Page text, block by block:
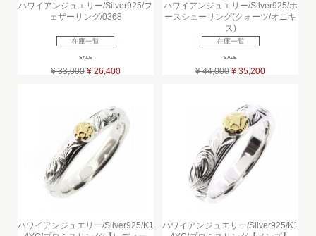
ハワイアンジュエリー/Silver925/フ
ェザーリング/0368
在庫一覧
SALE
¥ 33,000 ¥ 26,400
ハワイアンジュエリー/Silver925/ホ
ースシューリング(クォーツ/オニキ
ス)
在庫一覧
SALE
¥ 44,000 ¥ 35,200
ハワイアンジュエリー/Silver925/K1
ハワイアンジュエリー/Silver925/K1